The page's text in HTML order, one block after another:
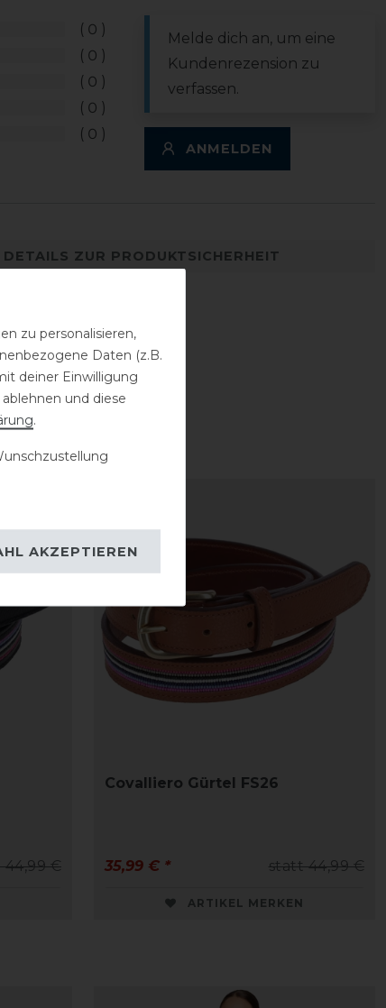
0
0
0
0
0
Melde dich an, um eine
Kundenrezension zu
verfassen.
ANMELDEN
DETAILS ZUR PRODUKTSICHERHEIT
€
Covalliero Gürtel FS26
statt 44,99 €
35,99 € *
ARTIKEL MERKEN
zu personalisieren,
Daten (z.B.
deiner Einwilligung
und diese
.
AKZEPTIEREN